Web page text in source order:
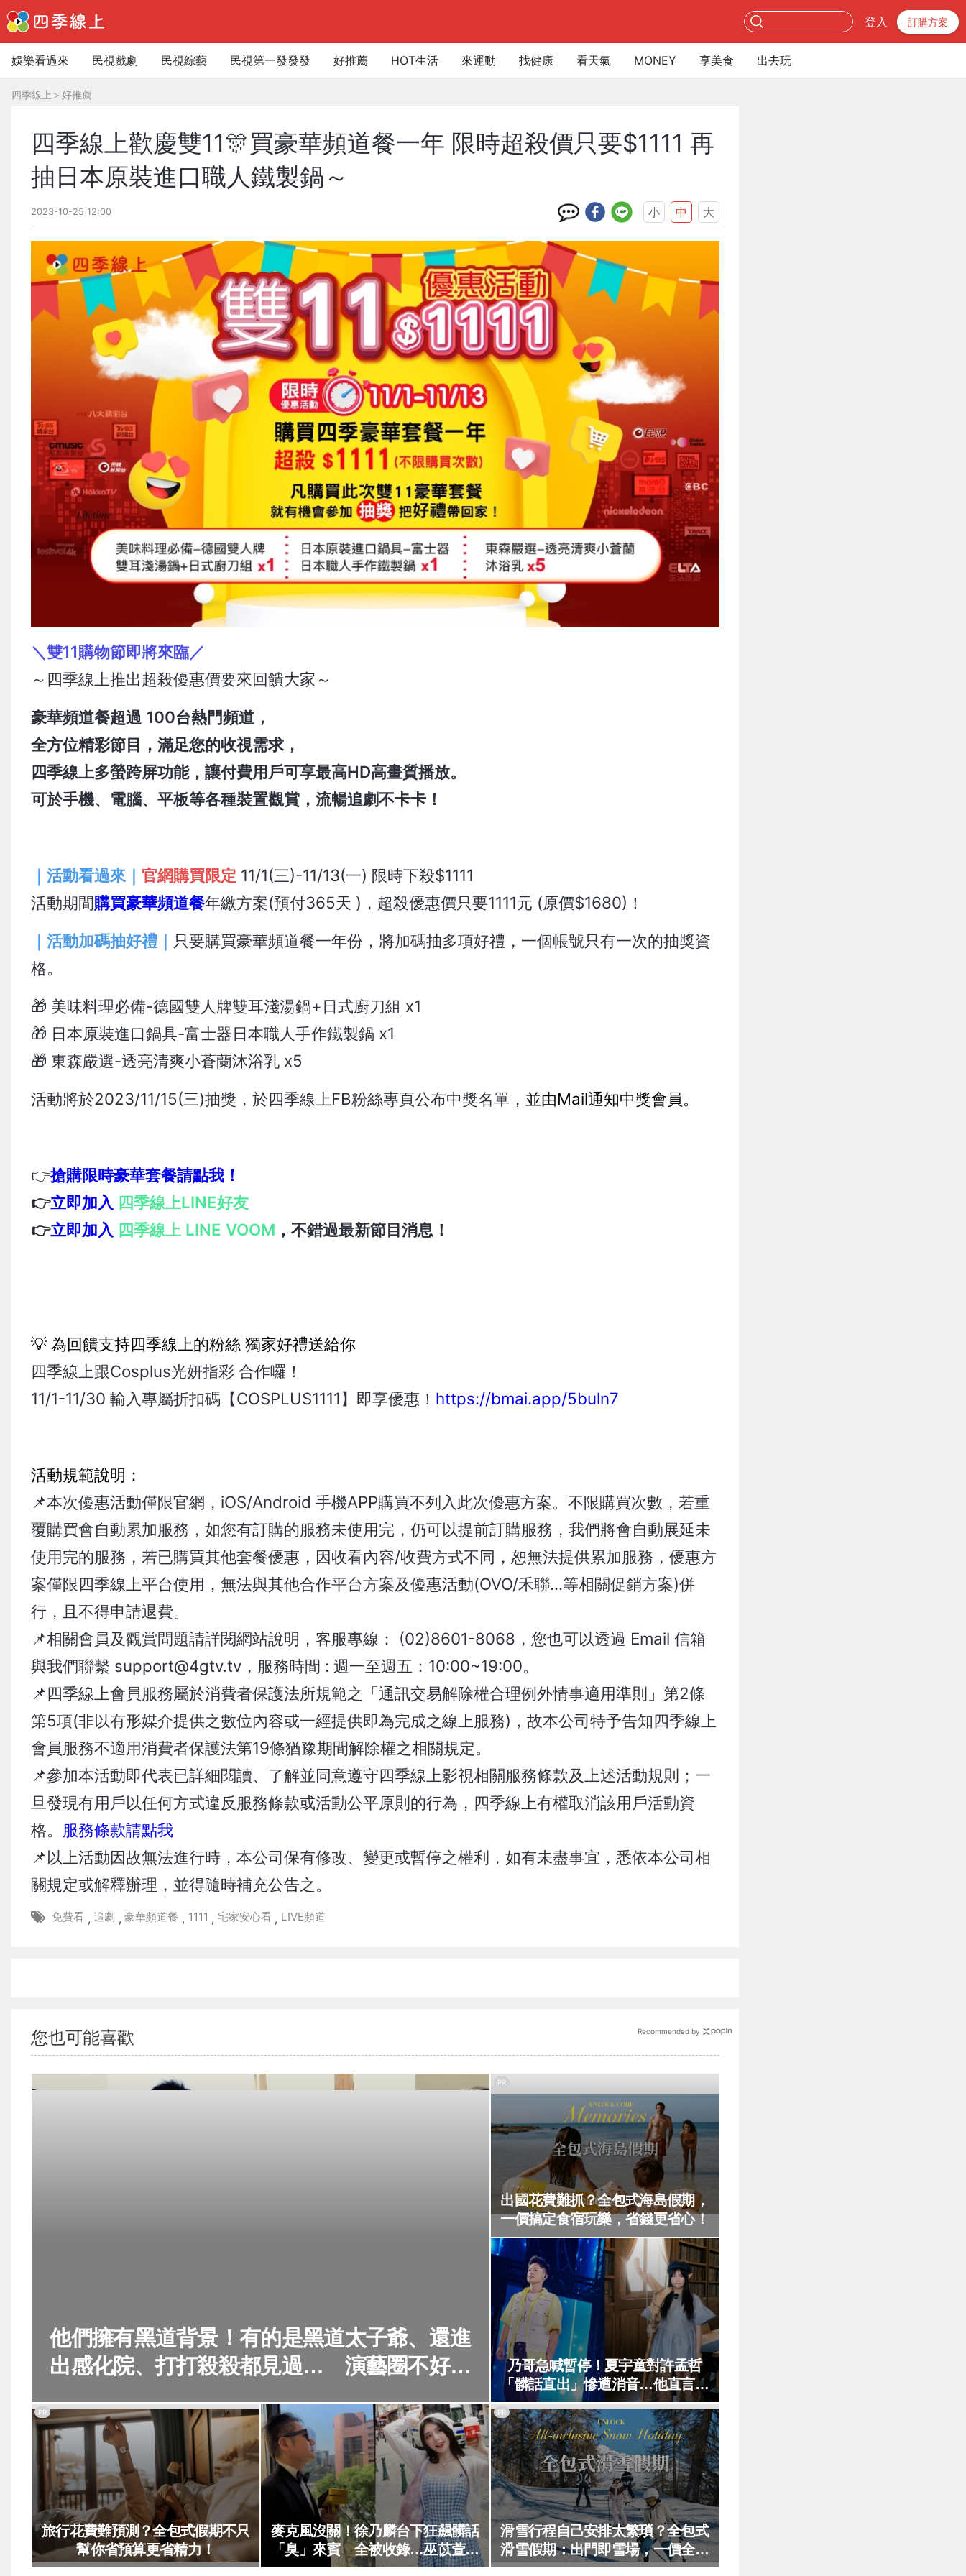
登入 訂購方案
娛樂看過來 民視戲劇 民視綜藝 民視第一發發發 好推薦 HOT生活 來運動 找健康 看天氣 MONEY 享美食 出去玩
四季線上 ＞ 好推薦
四季線上歡慶雙11🎊買豪華頻道餐一年 限時超殺價只要$1111 再
抽日本原裝進口職人鐵製鍋～
2023-10-25 12:00 小 中 大
＼雙11購物節即將來臨／
～四季線上推出超殺優惠價要來回饋大家～
豪華頻道餐超過 100台熱門頻道，
全方位精彩節目，滿足您的收視需求，
四季線上多螢跨屏功能，讓付費用戶可享最高HD高畫質播放。
可於手機、電腦、平板等各種裝置觀賞，流暢追劇不卡卡！
｜活動看過來｜官網購買限定 11/1(三)-11/13(一) 限時下殺$1111
活動期間購買豪華頻道餐年繳方案(預付365天 )，超殺優惠價只要1111元 (原價$1680)！
｜活動加碼抽好禮｜ 只要購買豪華頻道餐一年份，將加碼抽多項好禮，一個帳號只有一次的抽獎資
格。
🎁 美味料理必備-德國雙人牌雙耳淺湯鍋+日式廚刀組 x1
🎁 日本原裝進口鍋具-富士器日本職人手作鐵製鍋 x1
🎁 東森嚴選-透亮清爽小蒼蘭沐浴乳 x5
活動將於2023/11/15(三)抽獎，於四季線上FB粉絲專頁公布中獎名單， 並由Mail通知中獎會員。
👉搶購限時豪華套餐請點我！
👉立即加入 四季線上LINE好友
👉立即加入 四季線上 LINE VOOM ，不錯過最新節目消息！
💡 為回饋支持四季線上的粉絲 獨家好禮送給你
四季線上跟Cosplus光妍指彩 合作囉！
11/1-11/30 輸入專屬折扣碼【COSPLUS1111】即享優惠！ https://bmai.app/5buln7
活動規範說明：
📌本次優惠活動僅限官網，iOS/Android 手機APP購買不列入此次優惠方案。不限購買次數，若重
覆購買會自動累加服務，如您有訂購的服務未使用完，仍可以提前訂購服務，我們將會自動展延未
使用完的服務，若已購買其他套餐優惠，因收看內容/收費方式不同，恕無法提供累加服務，優惠方
案僅限四季線上平台使用，無法與其他合作平台方案及優惠活動(OVO/禾聯...等相關促銷方案)併
行，且不得申請退費。
📌相關會員及觀賞問題請詳閱網站說明，客服專線： (02)8601-8068，您也可以透過 Email 信箱
與我們聯繫 support@4gtv.tv ，服務時間 : 週一至週五：10:00~19:00。
📌四季線上會員服務屬於消費者保護法所規範之「通訊交易解除權合理例外情事適用準則」第2條
第5項(非以有形媒介提供之數位內容或一經提供即為完成之線上服務)，故本公司特予告知四季線上
會員服務不適用消費者保護法第19條猶豫期間解除權之相關規定。
📌參加本活動即代表已詳細閱讀、了解並同意遵守四季線上影視相關服務條款及上述活動規則；一
旦發現有用戶以任何方式違反服務條款或活動公平原則的行為，四季線上有權取消該用戶活動資
格。 服務條款請點我
📌以上活動因故無法進行時，本公司保有修改、變更或暫停之權利，如有未盡事宜，悉依本公司相
關規定或解釋辦理，並得隨時補充公告之。
免費看 , 追劇 , 豪華頻道餐 , 1111 , 宅家安心看 , LIVE頻道
您也可能喜歡
他們擁有黑道背景！有的是黑道太子爺、還進
出感化院、打打殺殺都見過… 演藝圈不好惹
出國花費難抓？全包式海島假期，
一價搞定食宿玩樂，省錢更省心！
PR
乃哥急喊暫停！夏宇童對許孟哲
「髒話直出」慘遭消音…他直言：
嚇壞我
旅行花費難預測？全包式假期不只
幫你省預算更省精力！
PR
麥克風沒關！徐乃麟台下狂飆髒話
「臭」來賓 全被收錄…巫苡萱嚇
壞遮麥制止
滑雪行程自己安排太繁瑣？全包式
滑雪假期：出門即雪場，一價全包
不怕預算爆表！
PR
Recommended by